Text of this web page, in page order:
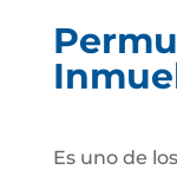
Es uno de